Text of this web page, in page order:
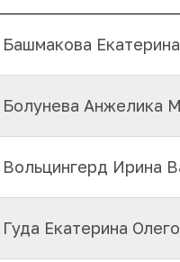
Башмакова
Болунева Анжелика
Вольцингерд Ирина
Гуда Екатерина